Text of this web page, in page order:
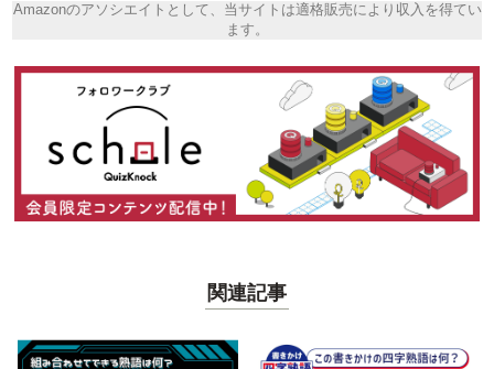
Amazonのアソシエイトとして、当サイトは適格販売により収入を得てい
ます。
関連記事